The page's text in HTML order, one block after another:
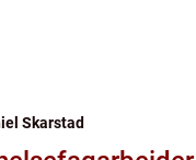
Skarstad